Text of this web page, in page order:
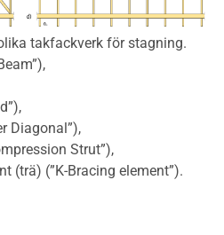
takfackverk för stagning.
Diagonal”),
Strut”),
(trä) (”K-Bracing element”).